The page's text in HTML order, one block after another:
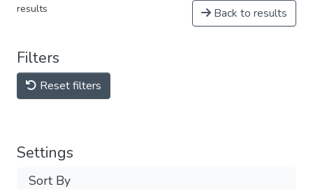
results Back to results
Filters
Reset filters
Settings
Sort By